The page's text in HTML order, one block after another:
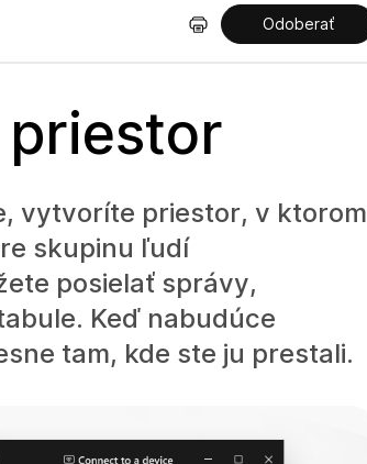
Odoberať
vytvoríte priestor, v ktorom
skupinu ľudí
posielať správy,
Keď nabudúce
tam, kde ste ju prestali.